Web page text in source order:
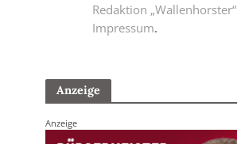
Redaktion
Impressum.
Anzeige
Anzeige